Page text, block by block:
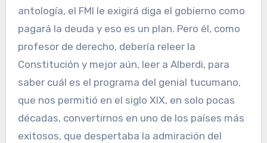
antología, el FMI le exigirá diga el gobierno como
pagará la deuda y eso es un plan. Pero él, como
profesor de derecho, debería releer la
Constitución y mejor aún, leer a Alberdi, para
saber cuál es el programa del genial tucumano,
que nos permitió en el siglo XIX, en solo pocas
décadas, convertirnos en uno de los países más
exitosos, que despertaba la admiración del